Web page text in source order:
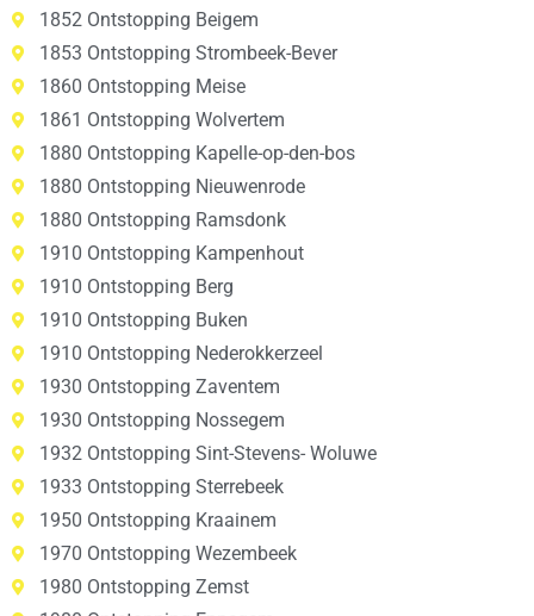
1852 Ontstopping Beigem
1853 Ontstopping Strombeek-Bever
1860 Ontstopping Meise
1861 Ontstopping Wolvertem
1880 Ontstopping Kapelle-op-den-bos
1880 Ontstopping Nieuwenrode
1880 Ontstopping Ramsdonk
1910 Ontstopping Kampenhout
1910 Ontstopping Berg
1910 Ontstopping Buken
1910 Ontstopping Nederokkerzeel
1930 Ontstopping Zaventem
1930 Ontstopping Nossegem
1932 Ontstopping Sint-Stevens- Woluwe
1933 Ontstopping Sterrebeek
1950 Ontstopping Kraainem
1970 Ontstopping Wezembeek
1980 Ontstopping Zemst